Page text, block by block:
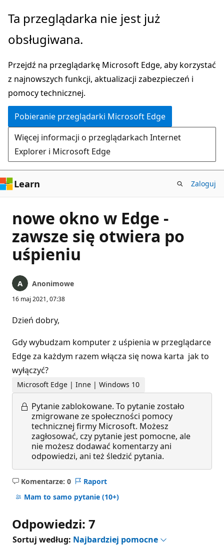
Przejdź
głównej
Ta przeglądarka nie jest już
obsługiwana.
Przejdź na przeglądarkę Microsoft Edge, aby korzystać
z najnowszych funkcji, aktualizacji zabezpieczeń i
pomocy technicznej.
Pobieranie przeglądarki Microsoft Edge
Więcej informacji o przeglądarkach Internet
Explorer i Microsoft Edge
Learn Zaloguj
nowe okno w Edge -
zawsze się otwiera po
uśpieniu
Anonimowe
16 maj 2021, 07:38
Dzień dobry,
Gdy wybudzam komputer z uśpienia w przeglądarce
Edge za każdym razem włącza się nowa karta jak to
wyłączyć?
Microsoft Edge | Inne | Windows 10
Pytanie zablokowane. To pytanie zostało
zmigrowane ze społeczności pomocy
technicznej firmy Microsoft. Możesz
zagłosować, czy pytanie jest pomocne, ale
nie możesz dodawać komentarzy ani
odpowiedzi, ani też śledzić pytania.
Komentarze: 0
Brak
komentarzy
Raport
Mam to samo pytanie (10+)
Odpowiedzi: 7
Sortuj według: Najbardziej pomocne